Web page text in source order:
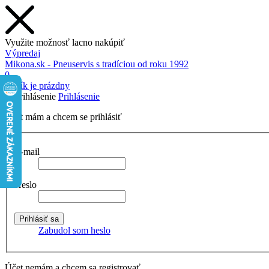
Využite možnosť lacno nakúpiť
Výpredaj
Mikona.sk - Pneuservis s tradíciou od roku 1992
0
Košík je prázdny
Prihlásenie
Účet mám a chcem se prihlásiť
E-mail
Heslo
Zabudol som heslo